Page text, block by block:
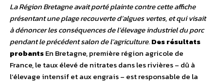
La Région Bretagne avait porté plainte contre cette affiche
présentant une plage recouverte d’algues vertes, et qui visait
à dénoncer les conséquences de l’élevage industriel du porc
pendant le précédent salon de l’agriculture.Des résultats
probantsEn Bretagne, première région agricole de
France, le taux élevé de nitrates dans les rivières – dû à
l’élevage intensif et aux engrais – est responsable de la